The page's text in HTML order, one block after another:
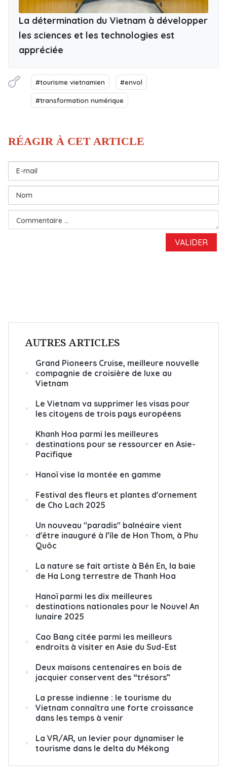
La détermination du Vietnam à développer
les sciences et les technologies est
appréciée
#tourisme vietnamien #envol
#transformation numérique
AUTRES ARTICLES
Grand Pioneers Cruise, meilleure nouvelle
compagnie de croisière de luxe au
Vietnam
Le Vietnam va supprimer les visas pour
les citoyens de trois pays européens
Khanh Hoa parmi les meilleures
destinations pour se ressourcer en Asie-
Pacifique
Hanoï vise la montée en gamme
Festival des fleurs et plantes d'ornement
de Cho Lach 2025
Un nouveau "paradis" balnéaire vient
d'être inauguré à l’île de Hon Thom, à Phu
Quôc
La nature se fait artiste à Bên En, la baie
de Ha Long terrestre de Thanh Hoa
Hanoï parmi les dix meilleures
destinations nationales pour le Nouvel An
lunaire 2025
Cao Bang citée parmi les meilleurs
endroits à visiter en Asie du Sud-Est
Deux maisons centenaires en bois de
jacquier conservent des “trésors”
La presse indienne : le tourisme du
Vietnam connaîtra une forte croissance
dans les temps à venir
La VR/AR, un levier pour dynamiser le
tourisme dans le delta du Mékong